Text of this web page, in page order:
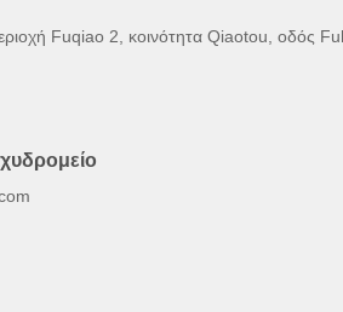
Fuqiao 2, κοινότητα Qiaotou, οδός